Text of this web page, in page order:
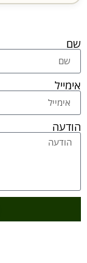
שם
אימייל
הודעה